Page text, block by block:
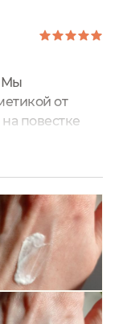
Мы
от
повестке
его на
нужно будет
он в
мл этого